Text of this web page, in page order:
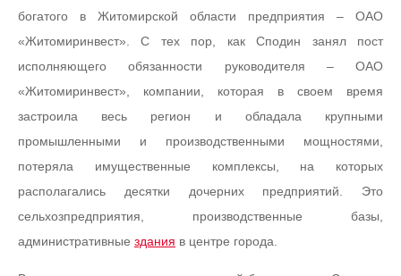
богатого в Житомирской области предприятия – ОАО
«Житомиринвест». С тех пор, как Сподин занял пост
исполняющего обязанности руководителя – ОАО
«Житомиринвест», компании, которая в своем время
застроила весь регион и обладала крупными
промышленными и производственными мощностями,
потеряла имущественные комплексы, на которых
располагались десятки дочерних предприятий. Это
сельхозпредприятия, производственные базы,
административные здания в центре города.